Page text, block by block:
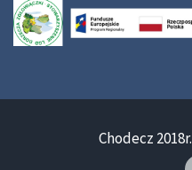
Chodecz 2018r.